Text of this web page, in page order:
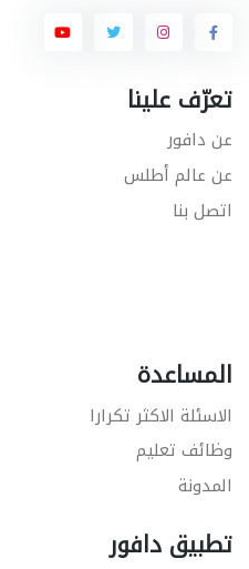
تعرّف علينا
عن دافور
عن عالم أطلس
اتصل بنا
المساعدة
الاسئلة الاكثر تكرارا
وظائف تعليم
المدونة
تطبيق دافور